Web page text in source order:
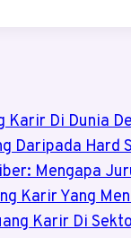
Karir Di Dunia
Daripada Hard
Mengapa
Karir Yang
Karir Di